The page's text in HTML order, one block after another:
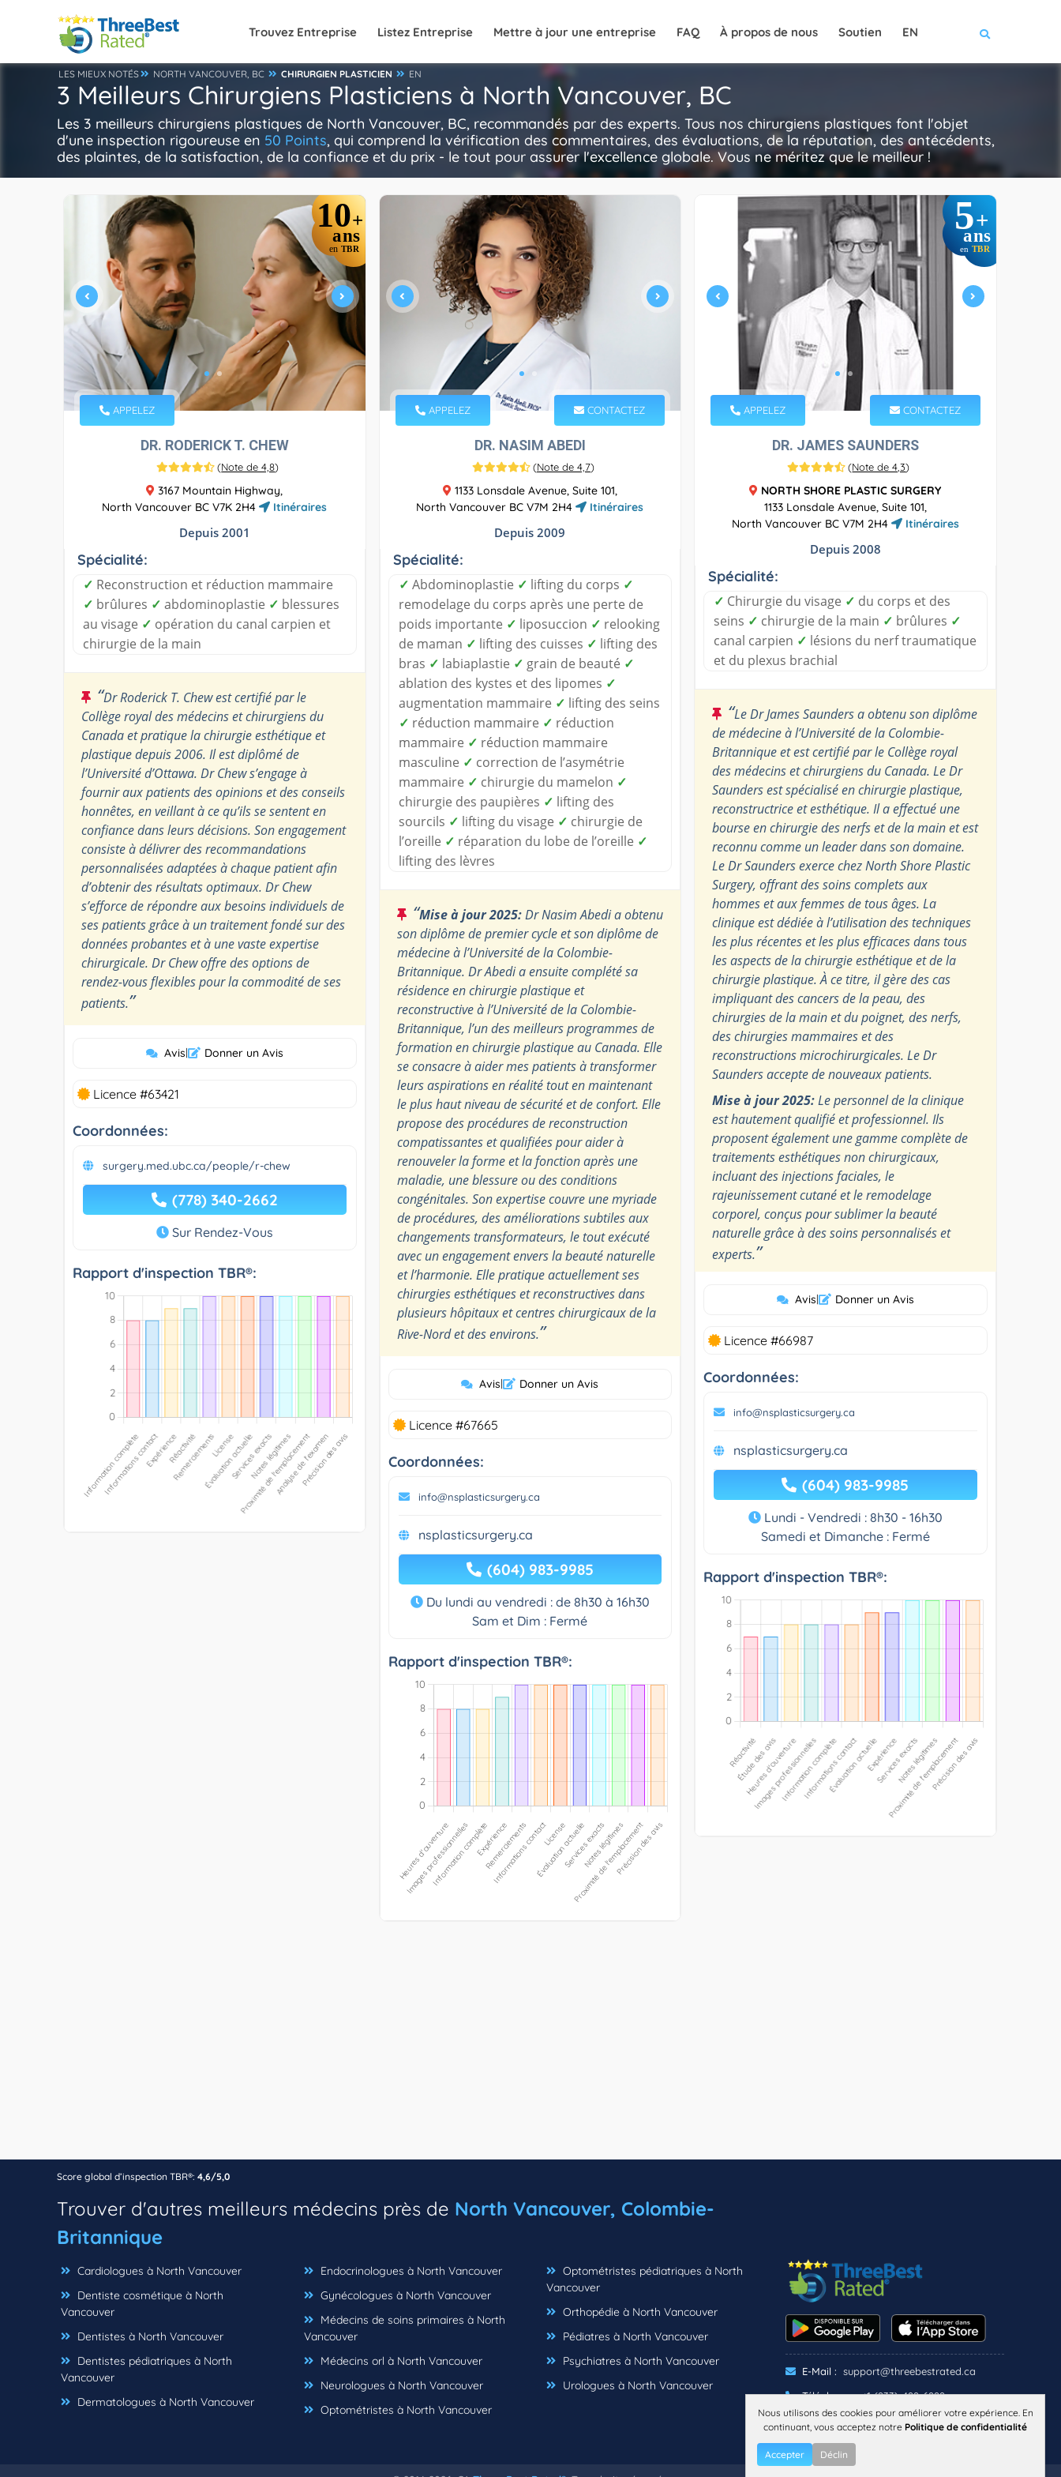
Trouvez Entreprise Listez Entreprise Mettre à jour une entreprise FAQ À propos de nous Soutien EN
LES MIEUX NOTÉS NORTH VANCOUVER, BC CHIRURGIEN PLASTICIEN EN
3 Meilleurs Chirurgiens Plasticiens à North Vancouver, BC
Les 3 meilleurs chirurgiens plastiques de North Vancouver, BC, recommandés par des experts. Tous nos chirurgiens plastiques font l'objet
d'une inspection rigoureuse en 50 Points, qui comprend la vérification des commentaires, des évaluations, de la réputation, des antécédents,
des plaintes, de la satisfaction, de la confiance et du prix - le tout pour assurer l'excellence globale. Vous ne méritez que le meilleur !
10+
ans
en TBR
APPELEZ
DR. RODERICK T. CHEW
(Note de 4,8)
3167 Mountain Highway,
North Vancouver BC V7K 2H4
Itinéraires
Depuis 2001
Spécialité:
✓ Reconstruction et réduction mammaire
✓ brûlures ✓ abdominoplastie ✓ blessures
au visage ✓ opération du canal carpien et
chirurgie de la main
“Dr Roderick T. Chew est certifié par le
Collège royal des médecins et chirurgiens du
Canada et pratique la chirurgie esthétique et
plastique depuis 2006. Il est diplômé de
l’Université d’Ottawa. Dr Chew s’engage à
fournir aux patients des opinions et des conseils
honnêtes, en veillant à ce qu’ils se sentent en
confiance dans leurs décisions. Son engagement
consiste à délivrer des recommandations
personnalisées adaptées à chaque patient afin
d’obtenir des résultats optimaux. Dr Chew
s’efforce de répondre aux besoins individuels de
ses patients grâce à un traitement fondé sur des
données probantes et à une vaste expertise
chirurgicale. Dr Chew offre des options de
rendez-vous flexibles pour la commodité de ses
patients.”
Avis| Donner un Avis
Licence #63421
Coordonnées:
surgery.med.ubc.ca/people/r-chew
(778) 340-2662
Sur Rendez-Vous
Rapport d'inspection TBR®:
APPELEZ CONTACTEZ
DR. NASIM ABEDI
(Note de 4,7)
1133 Lonsdale Avenue, Suite 101,
North Vancouver BC V7M 2H4
Itinéraires
Depuis 2009
Spécialité:
✓ Abdominoplastie ✓ lifting du corps ✓
remodelage du corps après une perte de
poids importante ✓ liposuccion ✓ relooking
de maman ✓ lifting des cuisses ✓ lifting des
bras ✓ labiaplastie ✓ grain de beauté ✓
ablation des kystes et des lipomes ✓
augmentation mammaire ✓ lifting des seins
✓ réduction mammaire ✓ réduction
mammaire ✓ réduction mammaire
masculine ✓ correction de l’asymétrie
mammaire ✓ chirurgie du mamelon ✓
chirurgie des paupières ✓ lifting des
sourcils ✓ lifting du visage ✓ chirurgie de
l’oreille ✓ réparation du lobe de l’oreille ✓
lifting des lèvres
“Mise à jour 2025:Dr Nasim Abedi a obtenu
son diplôme de premier cycle et son diplôme de
médecine à l’Université de la Colombie-
Britannique. Dr Abedi a ensuite complété sa
résidence en chirurgie plastique et
reconstructive à l’Université de la Colombie-
Britannique, l’un des meilleurs programmes de
formation en chirurgie plastique au Canada. Elle
se consacre à aider mes patients à transformer
leurs aspirations en réalité tout en maintenant
le plus haut niveau de sécurité et de confort. Elle
propose des procédures de reconstruction
compatissantes et qualifiées pour aider à
renouveler la forme et la fonction après une
maladie, une blessure ou des conditions
congénitales. Son expertise couvre une myriade
de procédures, des améliorations subtiles aux
changements transformateurs, le tout exécuté
avec un engagement envers la beauté naturelle
et l’harmonie. Elle pratique actuellement ses
chirurgies esthétiques et reconstructives dans
plusieurs hôpitaux et centres chirurgicaux de la
Rive-Nord et des environs.”
Avis| Donner un Avis
Licence #67665
Coordonnées:
info@nsplasticsurgery.ca
nsplasticsurgery.ca
(604) 983-9985
Du lundi au vendredi : de 8h30 à 16h30
Sam et Dim : Fermé
Rapport d'inspection TBR®:
5+
ans
en TBR
APPELEZ CONTACTEZ
DR. JAMES SAUNDERS
(Note de 4,3)
NORTH SHORE PLASTIC SURGERY
1133 Lonsdale Avenue, Suite 101,
North Vancouver BC V7M 2H4
Itinéraires
Depuis 2008
Spécialité:
✓ Chirurgie du visage ✓ du corps et des
seins ✓ chirurgie de la main ✓ brûlures ✓
canal carpien ✓ lésions du nerf traumatique
et du plexus brachial
“Le Dr James Saunders a obtenu son diplôme
de médecine à l’Université de la Colombie-
Britannique et est certifié par le Collège royal
des médecins et chirurgiens du Canada. Le Dr
Saunders est spécialisé en chirurgie plastique,
reconstructrice et esthétique. Il a effectué une
bourse en chirurgie des nerfs et de la main et est
reconnu comme un leader dans son domaine.
Le Dr Saunders exerce chez North Shore Plastic
Surgery, offrant des soins complets aux
hommes et aux femmes de tous âges. La
clinique est dédiée à l’utilisation des techniques
les plus récentes et les plus efficaces dans tous
les aspects de la chirurgie esthétique et de la
chirurgie plastique. À ce titre, il gère des cas
impliquant des cancers de la peau, des
chirurgies de la main et du poignet, des nerfs,
des chirurgies mammaires et des
reconstructions microchirurgicales. Le Dr
Saunders accepte de nouveaux patients.
Mise à jour 2025:Le personnel de la clinique
est hautement qualifié et professionnel. Ils
proposent également une gamme complète de
traitements esthétiques non chirurgicaux,
incluant des injections faciales, le
rajeunissement cutané et le remodelage
corporel, conçus pour sublimer la beauté
naturelle grâce à des soins personnalisés et
experts.”
Avis| Donner un Avis
Licence #66987
Coordonnées:
info@nsplasticsurgery.ca
nsplasticsurgery.ca
(604) 983-9985
Lundi - Vendredi : 8h30 - 16h30
Samedi et Dimanche : Fermé
Rapport d'inspection TBR®:
Score global d’inspection TBR®: 4,6/5,0
Trouver d'autres meilleurs médecins près de North Vancouver, Colombie-
Britannique
Cardiologues à North Vancouver
Dentiste cosmétique à North
Vancouver
Dentistes à North Vancouver
Dentistes pédiatriques à North
Vancouver
Dermatologues à North Vancouver
Endocrinologues à North Vancouver
Gynécologues à North Vancouver
Médecins de soins primaires à North
Vancouver
Médecins orl à North Vancouver
Neurologues à North Vancouver
Optométristes à North Vancouver
Optométristes pédiatriques à North
Vancouver
Orthopédie à North Vancouver
Pédiatres à North Vancouver
Psychiatres à North Vancouver
Urologues à North Vancouver
E-Mail : support@threebestrated.ca
Téléphone : +1 (833)-488-6888
CONFIDENTIALITÉ
Nous utilisons des cookies pour améliorer votre expérience. En
continuant, vous acceptez notre Politique de confidentialité
Accepter Déclin